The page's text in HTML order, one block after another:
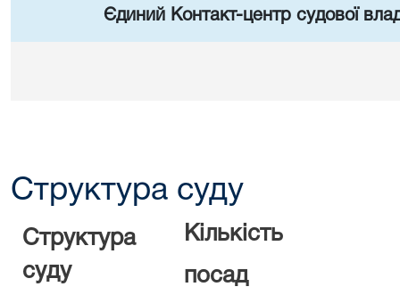
Єдиний Контакт-центр судової
Структура суду
Структура
суду
Кількість
посад